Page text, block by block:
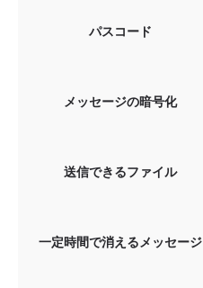
パスコード
メッセージの暗号化
送信できるファイル
一定時間で消えるメッセージ